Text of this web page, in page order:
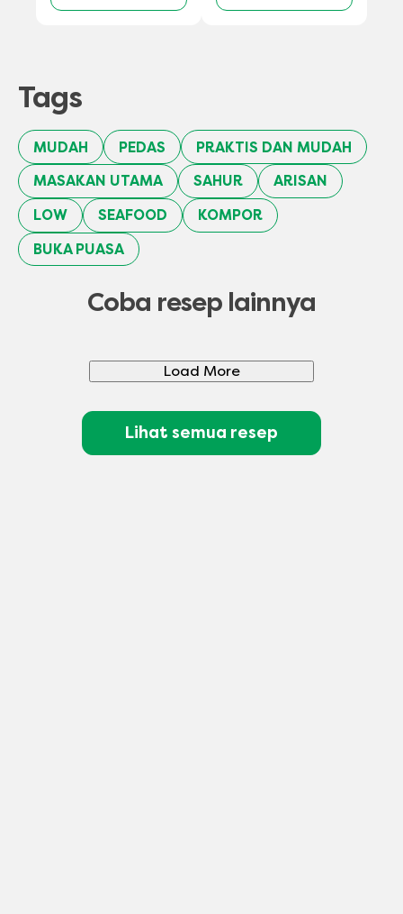
Tags
MUDAH PEDAS
PRAKTIS DAN MUDAH
MASAKAN UTAMA
SAHUR
ARISAN
LOW
SEAFOOD
KOMPOR
BUKA PUASA
Coba resep lainnya
Load More
Lihat semua resep